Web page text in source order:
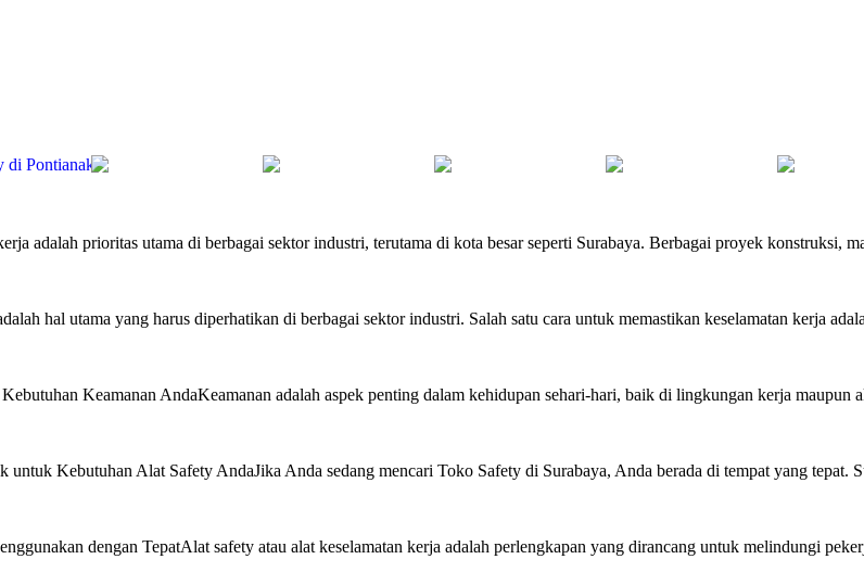
di Pontianak
adalah prioritas utama di berbagai sektor industri, terutama di kota besar seperti Surabaya. Berbagai proyek konstruksi,
hal utama yang harus diperhatikan di berbagai sektor industri. Salah satu cara untuk memastikan keselamatan kerja
Keamanan AndaKeamanan adalah aspek penting dalam kehidupan sehari-hari, baik di lingkungan kerja maupun
Kebutuhan Alat Safety AndaJika Anda sedang mencari Toko Safety di Surabaya, Anda berada di tempat yang tepat.
dengan TepatAlat safety atau alat keselamatan kerja adalah perlengkapan yang dirancang untuk melindungi